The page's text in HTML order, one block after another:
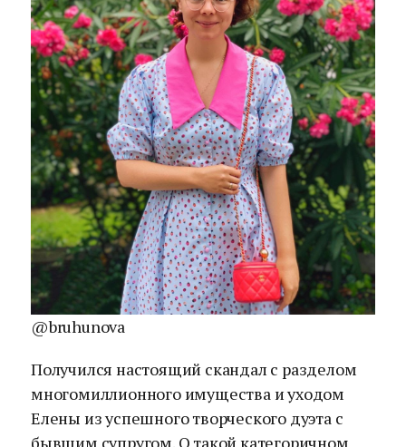
@bruhunova
Получился настоящий скандал с разделом
многомиллионного имущества и уходом
Елены из успешного творческого дуэта с
бывшим супругом. О такой категоричном